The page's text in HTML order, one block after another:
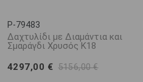
P-79483
Δαχτυλίδι με Διαμάντια και
Σμαράγδι Χρυσός Κ18
4297,00 € 5156,00 €